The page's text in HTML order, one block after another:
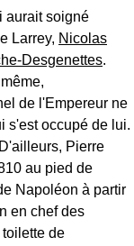
aurait soigné
Larrey, Nicolas
Desgenettes.
de l'Empereur ne
s'est occupé de lui.
Pierre
au pied de
Napoléon à partir
en chef des
toilette de